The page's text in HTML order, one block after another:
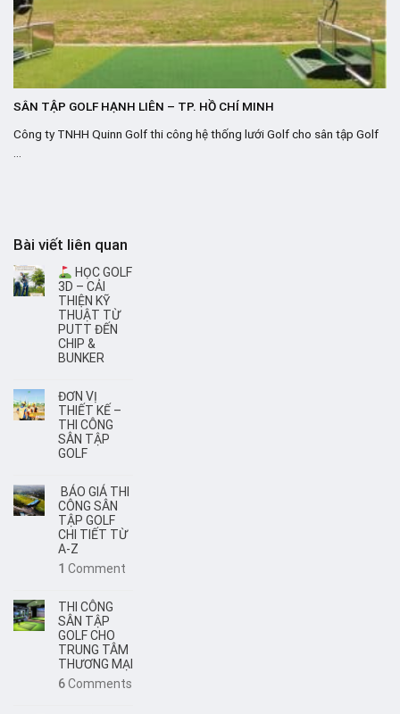
SÂN TẬP GOLF HẠNH LIÊN – TP. HỒ CHÍ MINH
Công ty TNHH Quinn Golf thi công hệ thống lưới Golf cho sân tập Golf
Bài viết liên quan
HỌC GOLF
3D – CẢI
THIỆN KỸ
THUẬT TỪ
PUTT ĐẾN
CHIP &
BUNKER
ĐƠN VỊ
THIẾT KẾ –
THI CÔNG
SÂN TẬP
GOLF
BÁO GIÁ THI
CÔNG SÂN
TẬP GOLF
CHI TIẾT TỪ
A-Z
1 Comment
THI CÔNG
SÂN TẬP
GOLF CHO
TRUNG TÂM
THƯƠNG MẠI
6Comments